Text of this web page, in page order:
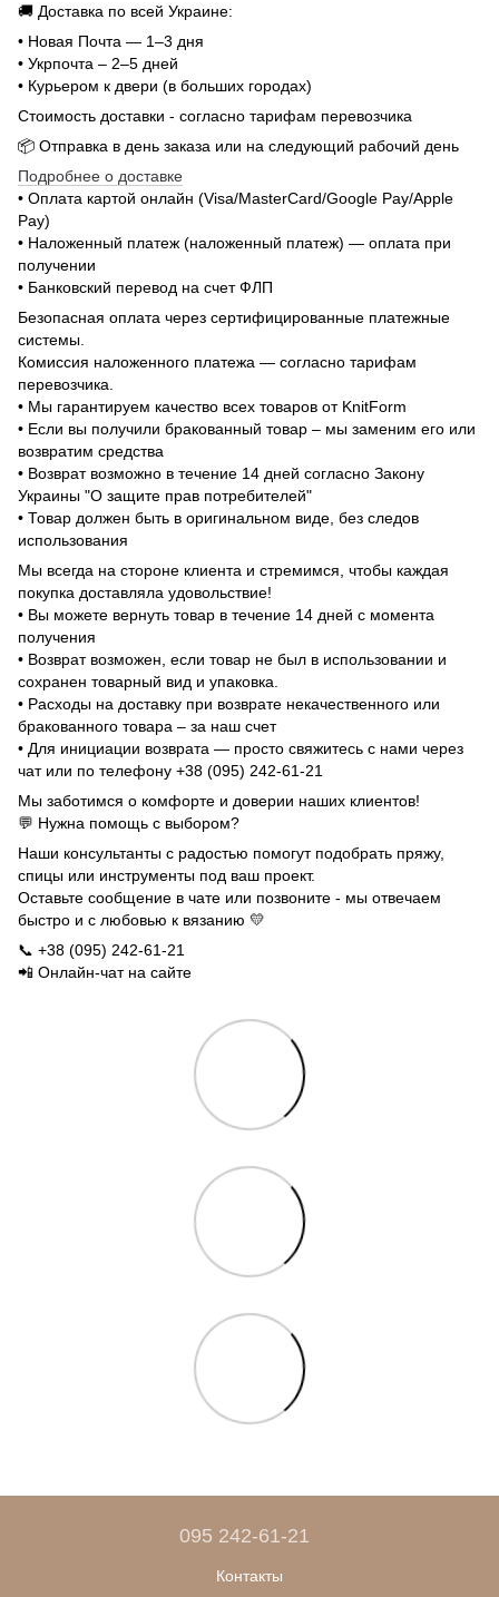
🚚 Доставка по всей Украине:
• Новая Почта — 1–3 дня
• Укрпочта – 2–5 дней
• Курьером к двери (в больших городах)
Стоимость доставки - согласно тарифам перевозчика
📦 Отправка в день заказа или на следующий рабочий день
Подробнее о доставке
• Оплата картой онлайн (Visa/MasterCard/Google Pay/Apple
Pay)
• Наложенный платеж (наложенный платеж) — оплата при
получении
• Банковский перевод на счет ФЛП
Безопасная оплата через сертифицированные платежные
системы.
Комиссия наложенного платежа — согласно тарифам
перевозчика.
• Мы гарантируем качество всех товаров от KnitForm
• Если вы получили бракованный товар – мы заменим его или
возвратим средства
• Возврат возможно в течение 14 дней согласно Закону
Украины "О защите прав потребителей"
• Товар должен быть в оригинальном виде, без следов
использования
Мы всегда на стороне клиента и стремимся, чтобы каждая
покупка доставляла удовольствие!
• Вы можете вернуть товар в течение 14 дней с момента
получения
• Возврат возможен, если товар не был в использовании и
сохранен товарный вид и упаковка.
• Расходы на доставку при возврате некачественного или
бракованного товара – за наш счет
• Для инициации возврата — просто свяжитесь с нами через
чат или по телефону +38 (095) 242-61-21
Мы заботимся о комфорте и доверии наших клиентов!
💬 Нужна помощь с выбором?
Наши консультанты с радостью помогут подобрать пряжу,
спицы или инструменты под ваш проект.
Оставьте сообщение в чате или позвоните - мы отвечаем
быстро и с любовью к вязанию 💛
📞 +38 (095) 242-61-21
📲 Онлайн-чат на сайте
095 242-61-21
Контакты